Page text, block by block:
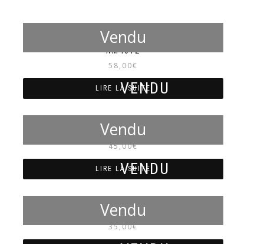
NM4012
58,00€
LIRE LA SUITE
NM4002
45,00€
LIRE LA SUITE
NM4023
35,00€